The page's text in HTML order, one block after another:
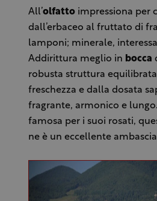
All’olfattoimpressiona per
dall’erbaceo al fruttato di
lamponi; minerale,
Addirittura meglio in bocca
robusta struttura
freschezza e dalla dosata
fragrante, armonico e
famosa per i suoi rosati,
ne è un eccellente